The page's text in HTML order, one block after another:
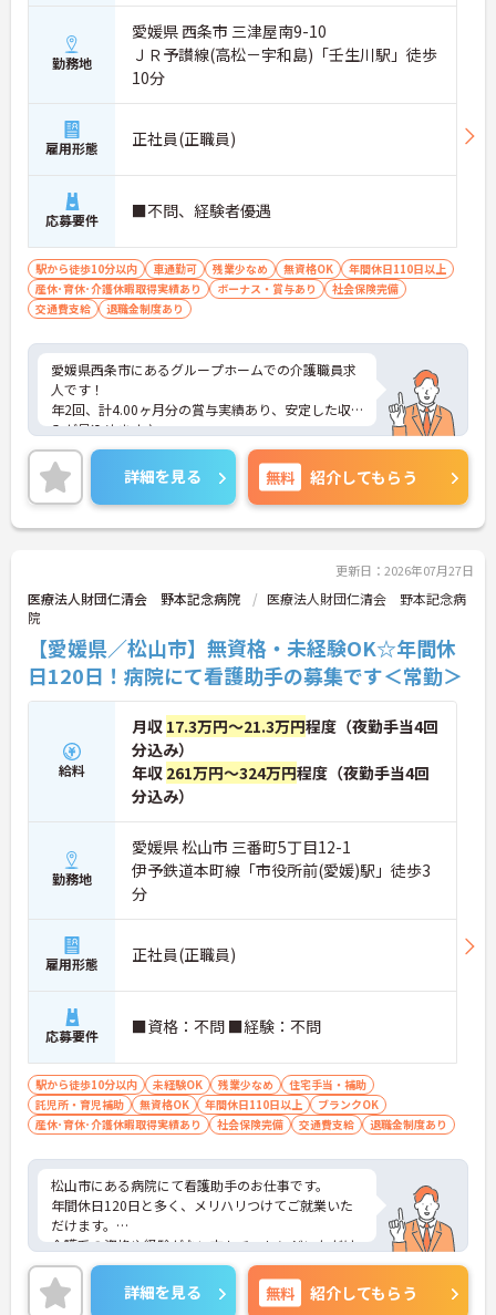
勤務地
愛媛県 西条市 三津屋南9-10
ＪＲ予讃線(高松－宇和島)「壬生川駅」徒歩
10分
雇用形態 正社員(正職員)
応募要件 ■不問、経験者優遇
駅から徒歩10分以内 車通勤可 残業少なめ 無資格OK
年間休日110日以上
産休･育休･介護休暇取得実績あり
ボーナス・賞与あり
社会保険完備
交通費支給
退職金制度あり
愛媛県西条市にあるグループホームでの介護職員求
人です！
年2回、計4.00ヶ月分の賞与実績あり、安定した収
入が見込めます♪
年間休日122日あるため、しっかり休める環境で、
ワークライフバランスを大切にした働き方が可能で
す。
子育て世代も安心！「えひめ子育て応援企業」認定
されている法人様の為、育児と仕事の両立を支援す
ご興味ある方には、面接対策ポイントなど、詳細を
お話しいたしますのでお気軽にご相談ください。
詳細を見る 無料 紹介してもらう
更新日：2026年07月27日
医療法人財団仁清会 野本記念病院
医療法人財団仁清会 野本記念病
院
【愛媛県／松山市】無資格・未経験OK☆年間休
日120日！病院にて看護助手の募集です＜常勤＞
給料
月収 17.3万円～21.3万円程度（夜勤手当4回
分込み）
年収 261万円～324万円程度（夜勤手当4回
分込み）
勤務地
愛媛県 松山市 三番町5丁目12-1
伊予鉄道本町線「市役所前(愛媛)駅」徒歩3
分
雇用形態 正社員(正職員)
応募要件 ■資格：不問 ■経験：不問
駅から徒歩10分以内 未経験OK 残業少なめ
住宅手当・補助
託児所・育児補助
無資格OK 年間休日110日以上
ブランクOK
産休･育休･介護休暇取得実績あり
社会保険完備 交通費支給 退職金制度あり
松山市にある病院にて看護助手のお仕事です。
年間休日120日と多く、メリハリつけてご就業いた
だけます。
介護系の資格や経験がない方もチャレンジいただけ
ます。
ご興味がある方は是非一度マイナビまでお問い合わ
せください。さらに詳細などお伝えします！
詳細を見る 無料 紹介してもらう